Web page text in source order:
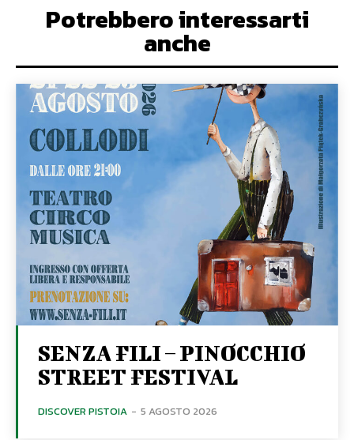
Potrebbero interessarti
anche
SENZA FILI – PINOCCHIO
STREET FESTIVAL
DISCOVER PISTOIA - 5 AGOSTO 2026